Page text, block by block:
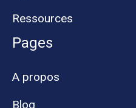
Ressources
Pages
A propos
Blog